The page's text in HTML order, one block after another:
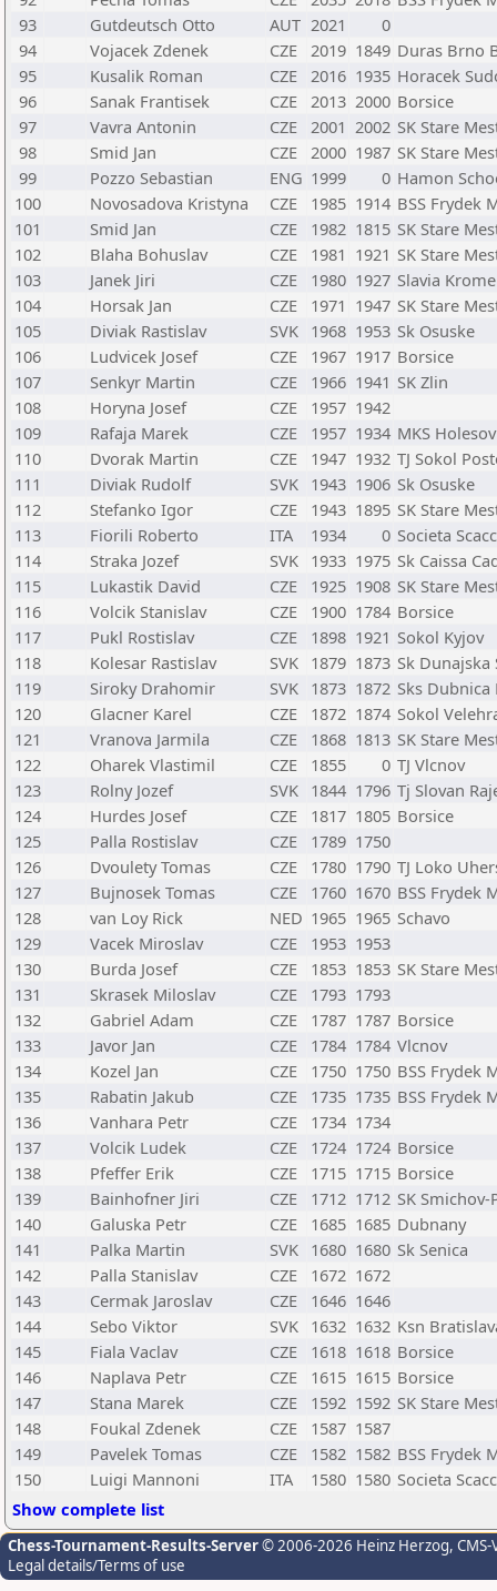
93
Gutdeutsch Otto AUT 2021
0
94
Vojacek Zdenek CZE 2019 1849 Duras Brno
95
Kusalik Roman CZE 2016 1935 Horacek
96
Sanak Frantisek CZE 2013 2000 Borsice
97
Vavra Antonin CZE 2001 2002 SK Stare
98
Smid Jan CZE 2000 1987 SK Stare
99
Pozzo Sebastian ENG 1999 0 Hamon
100
Novosadova Kristyna CZE 1985 1914 BSS Frydek
101
Smid Jan CZE 1982 1815 SK Stare
102
Blaha Bohuslav CZE 1981 1921 SK Stare
103
Janek Jiri CZE 1980 1927 Slavia
104
Horsak Jan CZE 1971 1947 SK Stare
105
Diviak Rastislav SVK 1968 1953 Sk Osuske
106
Ludvicek Josef CZE 1967 1917 Borsice
107
Senkyr Martin CZE 1966 1941 SK Zlin
108
Horyna Josef CZE 1957 1942
109
Rafaja Marek CZE 1957 1934 MKS Holesov
110
Dvorak Martin CZE 1947 1932 TJ Sokol
111
Diviak Rudolf SVK 1943 1906 Sk Osuske
112
Stefanko Igor CZE 1943 1895 SK Stare
113
Fiorili Roberto ITA 1934 0 Societa
114
Straka Jozef SVK 1933 1975 Sk Caissa
115
Lukastik David CZE 1925 1908 SK Stare
116
Volcik Stanislav CZE 1900 1784 Borsice
117
Pukl Rostislav CZE 1898 1921 Sokol Kyjov
118
Kolesar Rastislav SVK 1879 1873 Sk Dunajska
119
Siroky Drahomir SVK 1873 1872 Sks Dubnica
120
Glacner Karel CZE 1872 1874 Sokol
121
Vranova Jarmila CZE 1868 1813 SK Stare
122
Oharek Vlastimil CZE 1855 0 TJ Vlcnov
123
Rolny Jozef SVK 1844 1796 Tj Slovan
124
Hurdes Josef CZE 1817 1805 Borsice
125
Palla Rostislav CZE 1789 1750
126
Dvoulety Tomas CZE 1780 1790 TJ Loko
127
Bujnosek Tomas CZE 1760 1670 BSS Frydek
128
van Loy Rick NED 1965 1965 Schavo
129
Vacek Miroslav CZE 1953 1953
130
Burda Josef CZE 1853 1853 SK Stare
131
Skrasek Miloslav CZE 1793 1793
132
Gabriel Adam CZE 1787 1787 Borsice
133
Javor Jan CZE 1784 1784 Vlcnov
134
Kozel Jan CZE 1750 1750 BSS Frydek
135
Rabatin Jakub CZE 1735 1735 BSS Frydek
136
Vanhara Petr CZE 1734 1734
137
Volcik Ludek CZE 1724 1724 Borsice
138
Pfeffer Erik CZE 1715 1715 Borsice
139
Bainhofner Jiri CZE 1712 1712 SK Smichov-
140
Galuska Petr CZE 1685 1685 Dubnany
141
Palka Martin SVK 1680 1680 Sk Senica
142
Palla Stanislav CZE 1672 1672
143
Cermak Jaroslav CZE 1646 1646
144
Sebo Viktor SVK 1632 1632 Ksn
145
Fiala Vaclav CZE 1618 1618 Borsice
146
Naplava Petr CZE 1615 1615 Borsice
147
Stana Marek CZE 1592 1592 SK Stare
148
Foukal Zdenek CZE 1587 1587
149
Pavelek Tomas CZE 1582 1582 BSS Frydek
150
Luigi Mannoni ITA 1580 1580 Societa
Show complete list
Chess-Tournament-Results-Server© 2006-2026 Heinz Herzog,
Legal details/Terms of use